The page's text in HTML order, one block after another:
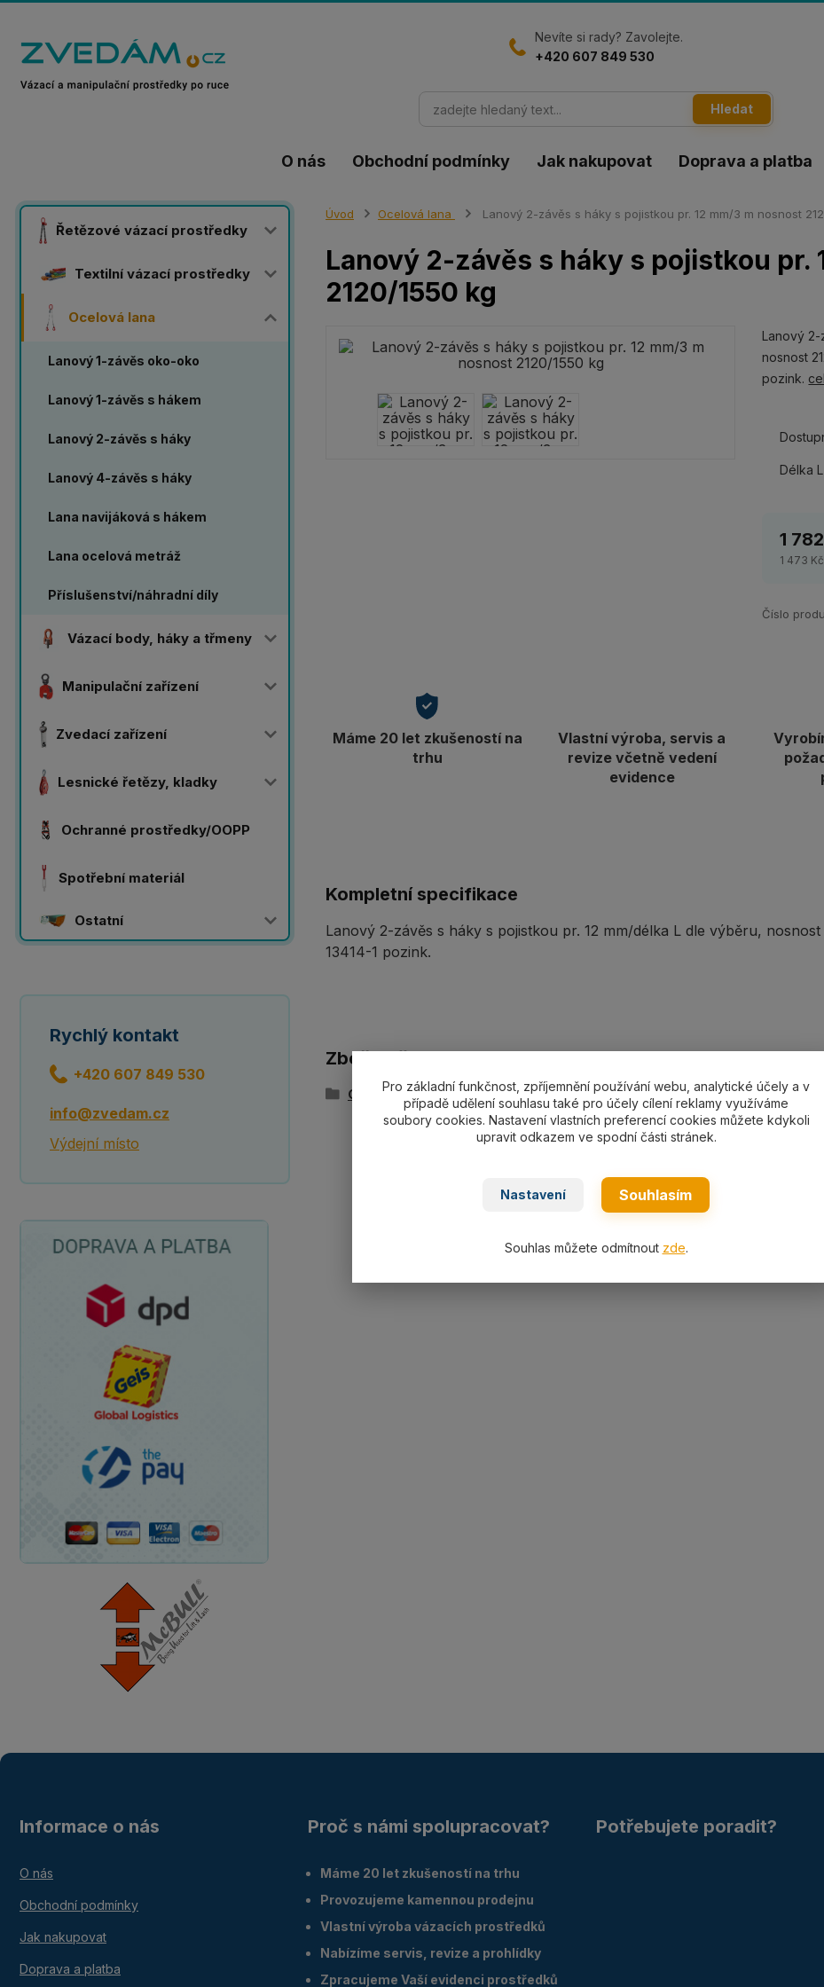
O nás Obchodní podmínky Jak nakupovat Doprava a platba
Hledat
Nevíte si rady? Zavolejte.
+420 607 849 530
Řetězové vázací prostředky
Textilní vázací prostředky
Ocelová lana
Lanový 1-závěs oko-oko
Lanový 1-závěs s hákem
Lanový 2-závěs s háky
Lanový 4-závěs s háky
Lana navijáková s hákem
Lana ocelová metráž
Příslušenství/náhradní díly
Vázací body, háky a třmeny
Manipulační zařízení
Zvedací zařízení
Lesnické řetězy, kladky
Ochranné prostředky/OOPP
Spotřební materiál
Ostatní
Rychlý kontakt
+420 607 849 530
info@zvedam.cz
Výdejní místo
Úvod Ocelová lana Lanový 2-závěs s háky s pojistkou pr. 12 mm/3 m nosnost
Lanový 2-závěs s háky s pojistkou pr.
2120/1550 kg
Lanový 2-
nosnost
pozink.
Délka L
1
1 473 Kč
Číslo
Máme 20 let zkušeností na
trhu
Vlastní výroba, servis a
revize včetně vedení
evidence
Kompletní specifikace
Lanový 2-závěs s háky s pojistkou pr. 12 mm/délka L dle výběru,
13414-1 pozink.
Zboží zařazeno v kategoriích
Ocelová lana Lanový 2-závěs s háky
Informace o nás
O nás
Obchodní podmínky
Jak nakupovat
Doprava a platba
Proč s námi spolupracovat?
Máme 20 let zkušeností na trhu
Provozujeme kamennou prodejnu
Vlastní výroba vázacích prostředků
Nabízíme servis, revize a prohlídky
Zpracujeme Vaší evidenci prostředků
Potřebujete poradit?
Pro základní funkčnost, zpříjemnění používání webu, analytické účely a v
případě udělení souhlasu také pro účely cílení reklamy využíváme
soubory cookies. Nastavení vlastních preferencí cookies můžete kdykoli
upravit odkazem ve spodní části stránek.
Nastavení Souhlasím
Souhlas můžete odmítnout zde.